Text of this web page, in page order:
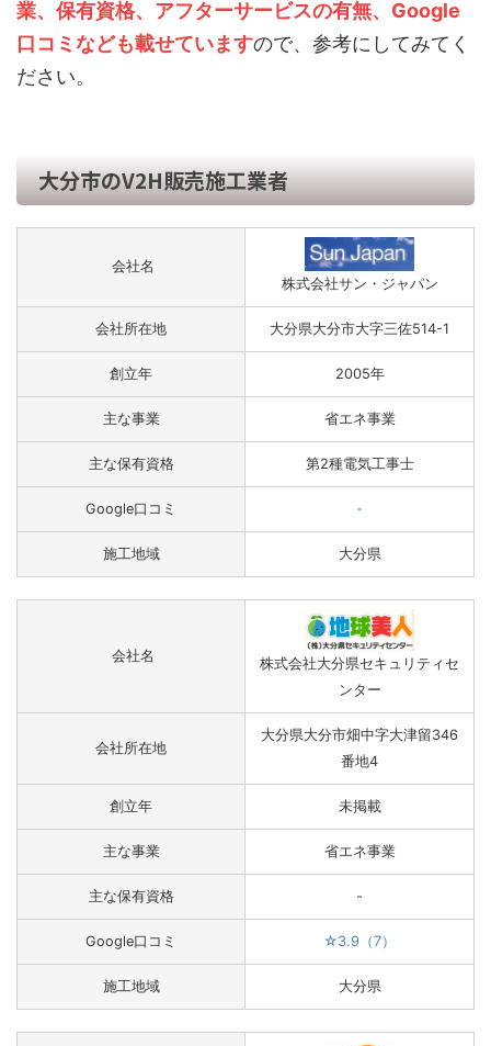
業、保有資格、アフターサービスの有無、Google
口コミなども載せていますので、参考にしてみてく
ださい。
大分市のV2H販売施工業者
会社名
株式会社サン・ジャパン
会社所在地 大分県大分市大字三佐514-1
創立年 2005年
主な事業 省エネ事業
主な保有資格 第2種電気工事士
Google口コミ -
施工地域 大分県
会社名
株式会社大分県セキュリティセ
ンター
会社所在地
大分県大分市畑中字大津留346
番地4
創立年 未掲載
主な事業 省エネ事業
主な保有資格 -
Google口コミ ☆3.9（7）
施工地域 大分県